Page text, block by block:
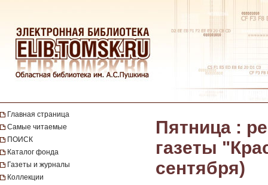
Главная страница
Самые читаемые
ПОИСК
Каталог фонда
Газеты и журналы
Коллекции
Пятница :
газеты
сентября)